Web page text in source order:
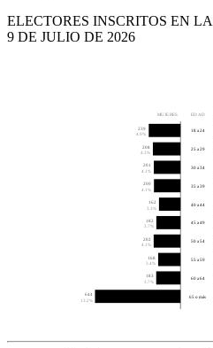
ELECTORES INSCRITOS EN
9 DE JULIO DE 2026
MUJERES EDAD
239
4.9%
18 a 24
208
4.3%
25 a 29
201
4.1%
30 a 34
200
4.1%
35 a 39
162
3.3%
40 a 44
182
3.7%
45 a 49
202
4.1%
50 a 54
168
3.4%
55 a 59
183
3.7%
60 a 64
644
13.2%
65 o más